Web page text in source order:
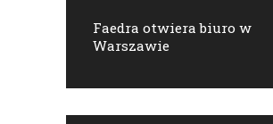
Faedra otwiera biuro w
Warszawie